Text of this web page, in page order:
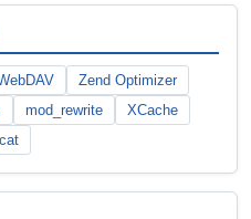
Zend Optimizer
mod_rewrite
XCache